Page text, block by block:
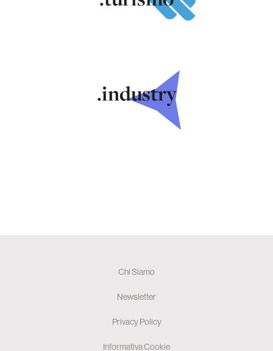
.industry
Chi Siamo
Newsletter
Privacy Policy
Informativa Cookie